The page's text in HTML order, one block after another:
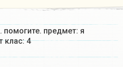
помогите. предмет: я
клас: 4